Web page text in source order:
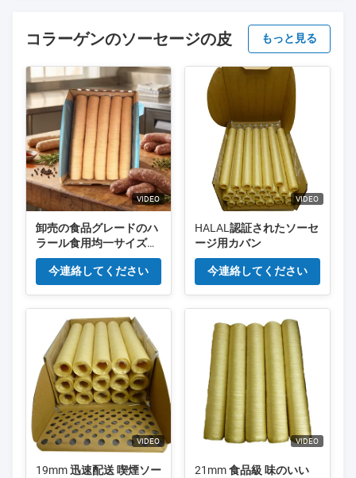
コラーゲンのソーセージの皮 もっと見る
VIDEO
卸売の食品グレードのハ
ラール食用均一サイズの
ソーセージ用コラーゲン
ケーシング
今連絡してください
VIDEO
HALAL認証されたソーセ
ージ用カバン
今連絡してください
VIDEO
19mm 迅速配送 喫煙ソー
VIDEO
21mm 食品級 味のいい